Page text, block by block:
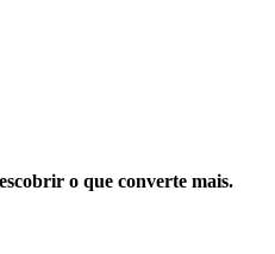
o que converte mais.